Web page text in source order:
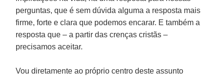
perguntas, que é sem dúvida alguma a resposta mais
firme, forte e clara que podemos encarar. E também a
resposta que – a partir das crenças cristãs –
precisamos aceitar.
Vou diretamente ao próprio centro deste assunto